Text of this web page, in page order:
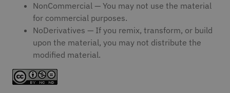
NonCommercial — You may not use the material
for commercial purposes.
NoDerivatives — If you remix, transform, or build
upon the material, you may not distribute the
modified material.